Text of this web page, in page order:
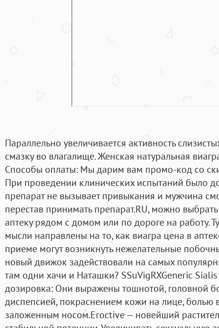
Параллельно увеличивается активность
смазку во влагалище. Женская натуральная
Способы оплаты: Мы дарим вам промо-код со
При проведении клинических испытаний было
препарат не вызывает привыкания и мужчина
перестав принимать препарат.RU, можно
аптеку рядом с домом или по дороге на работу.
мысли направлены на то, как виагра цена в
приеме могут возникнуть нежелательные
новый движок задействовали на самых
там одни хачи и Наташки? SSuVigRXGeneric
дозировка: Они выражены тошнотой, головной
диспепсией, покраснением кожи на лице, болью
заложенным носом.Eroctive — новейший